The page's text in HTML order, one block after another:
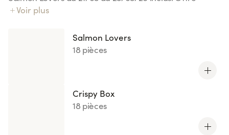
valable sur place, à emporter, livraison et Click&Collect.
Valable dans tous les Sushi Shop Belgique à l'exception
Voir plus
Salmon Lovers
18 pièces
Crispy Box
18 pièces